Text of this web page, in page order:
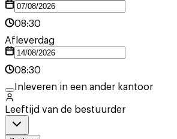
08:30
Afleverdag
08:30
Inleveren in een ander kantoor
Leeftijd van de bestuurder